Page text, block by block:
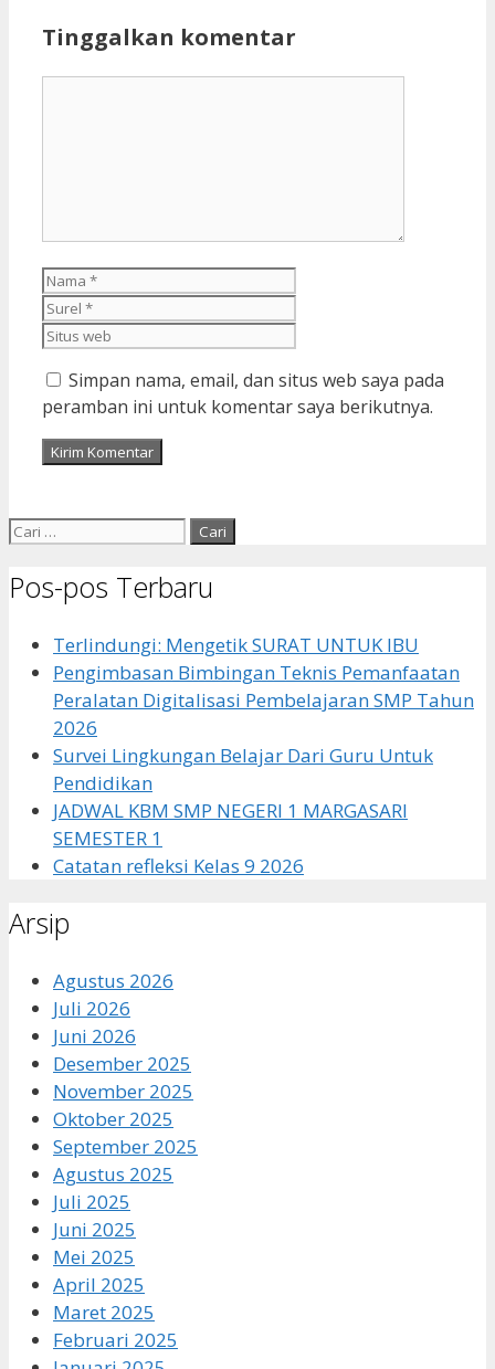
Tinggalkan komentar
Nama
web
Simpan nama, email, dan situs web saya pada
peramban ini untuk komentar saya berikutnya.
Cari
Pos-pos Terbaru
Terlindungi: Mengetik SURAT UNTUK IBU
Pengimbasan Bimbingan Teknis Pemanfaatan
Peralatan Digitalisasi Pembelajaran SMP Tahun
2026
Survei Lingkungan Belajar Dari Guru Untuk
Pendidikan
JADWAL KBM SMP NEGERI 1 MARGASARI
SEMESTER 1
Catatan refleksi Kelas 9 2026
Arsip
Agustus 2026
Juli 2026
Juni 2026
Desember 2025
November 2025
Oktober 2025
September 2025
Agustus 2025
Juli 2025
Juni 2025
Mei 2025
April 2025
Maret 2025
Februari 2025